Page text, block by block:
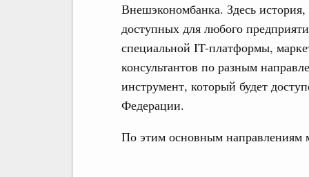
Внешэкономбанка. Здесь
доступных для любого
специальной IT-платформы,
консультантов по разным
инструмент, который будет
Федерации.
По этим основным направлениям